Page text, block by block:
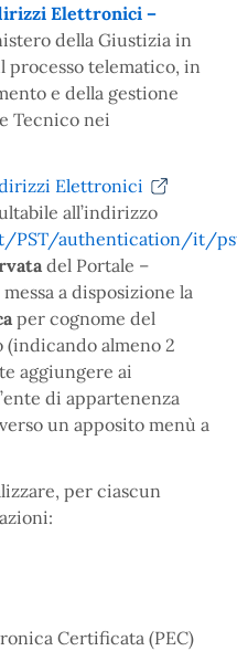
Elettronici –
della Giustizia in
processo telematico, in
e della gestione
Tecnico nei
Elettronici
all’indirizzo
PST/authentication/it/
del Portale –
a disposizione la
per cognome del
almeno 2
aggiungere ai
di appartenenza
un apposito menù a
per ciascun
Certificata (PEC)